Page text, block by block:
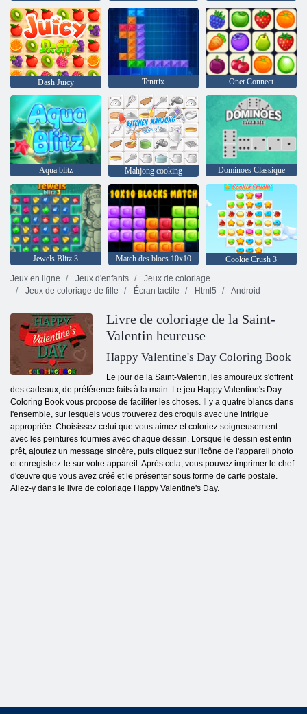
Dash Juicy Tentrix Onet Connect
Aqua blitz Mahjong cooking Dominoes Classique
Jewels Blitz 3 Match des blocs 10x10
Cookie Crush 3
Jeux en ligne
Jeux d'enfants
Jeux de coloriage
Jeux de coloriage de fille
Écran tactile Html5 Android
Livre de coloriage de la Saint-
Valentin heureuse
Happy Valentine's Day Coloring Book
Le jour de la Saint-Valentin, les amoureux s'offrent
des cadeaux, de préférence faits à la main. Le jeu Happy Valentine's Day
Coloring Book vous propose de faciliter les choses. Il y a quatre blancs dans
l'ensemble, sur lesquels vous trouverez des croquis avec une intrigue
appropriée. Choisissez celui que vous aimez et coloriez soigneusement
avec les peintures fournies avec chaque dessin. Lorsque le dessin est enfin
prêt, ajoutez un message sincère, puis cliquez sur l'icône de l'appareil photo
et enregistrez-le sur votre appareil. Après cela, vous pouvez imprimer le chef-
d'œuvre que vous avez créé et le présenter sous forme de carte postale.
Allez-y dans le livre de coloriage Happy Valentine's Day.